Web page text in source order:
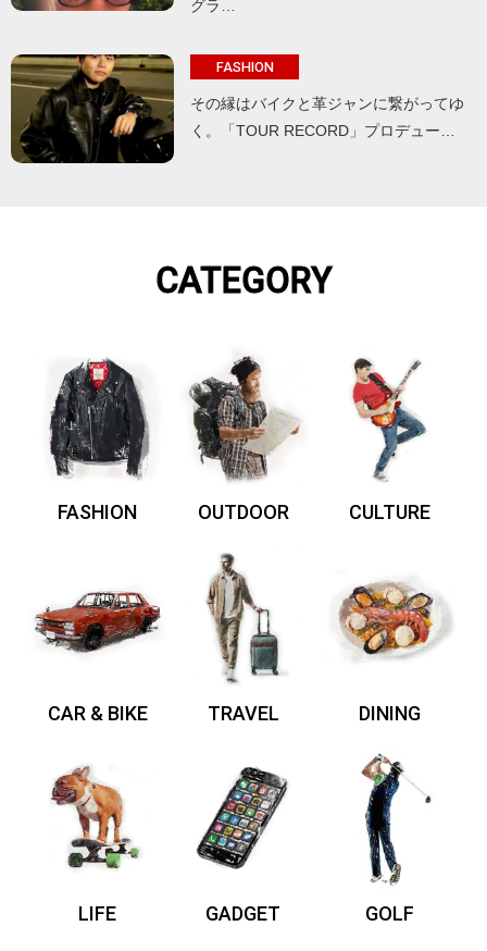
グラ…
FASHION
その縁はバイクと革ジャンに繋がってゆ
く。「TOUR RECORD」プロデュー…
CATEGORY
FASHION OUTDOOR CULTURE
CAR & BIKE TRAVEL DINING
LIFE GADGET GOLF